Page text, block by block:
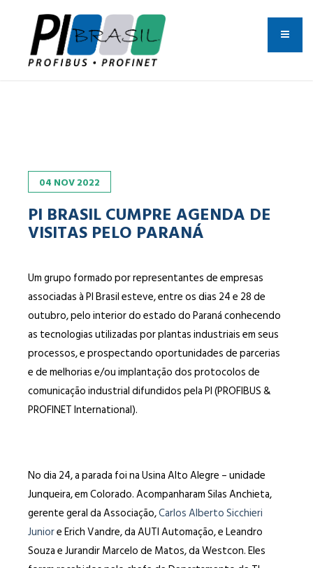
04 NOV2022
PI BRASIL CUMPRE AGENDA DE
VISITAS PELO PARANÁ
Um grupo formado por representantes de empresas
associadas à PI Brasil esteve, entre os dias 24 e 28 de
outubro, pelo interior do estado do Paraná conhecendo
as tecnologias utilizadas por plantas industriais em seus
processos, e prospectando oportunidades de parcerias
e de melhorias e/ou implantação dos protocolos de
comunicação industrial difundidos pela PI (PROFIBUS &
PROFINET International).
No dia 24, a parada foi na Usina Alto Alegre – unidade
Junqueira, em Colorado. Acompanharam Silas Anchieta,
gerente geral da Associação,Carlos Alberto Sicchieri
Juniore Erich Vandre, da AUTI Automação, e Leandro
Souza e Jurandir Marcelo de Matos, da Westcon. Eles